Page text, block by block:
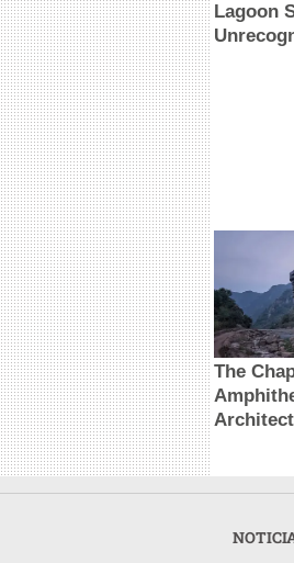
Lagoon
The